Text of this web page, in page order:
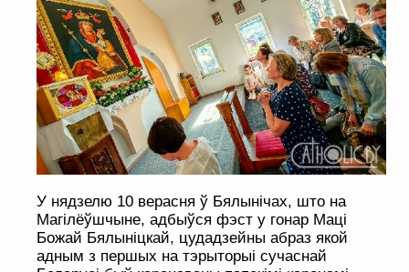
У нядзелю 10 верасня ў Бялынічах, што на
Магілёўшчыне, адбыўся фэст у гонар Маці
Божай Бялыніцкай, цудадзейны абраз якой
адным з першых на тэрыторыі сучаснай